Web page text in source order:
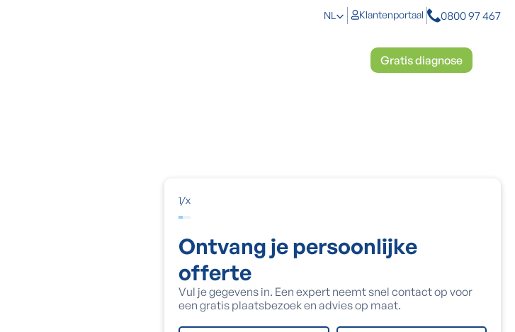
NL Klantenportaal 0800 97 467
Gratis diagnose
1/x
Ontvang je persoonlijke
offerte
Vul je gegevens in. Een expert neemt snel contact op voor
een gratis plaatsbezoek en advies op maat.